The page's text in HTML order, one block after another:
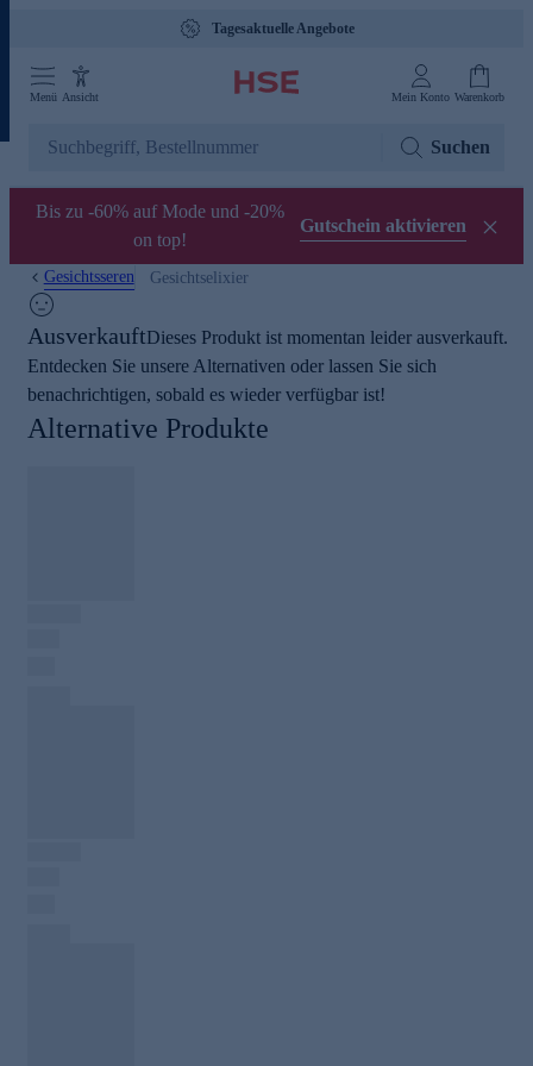
Tagesaktuelle Angebote
Menü Ansicht Mein Konto Warenkorb
Suchen
Bis zu -60% auf Mode und -20%
on top!
Gutschein aktivieren
Gesichtsseren Gesichtselixier
AusverkauftDieses Produkt ist momentan leider ausverkauft.
Entdecken Sie unsere Alternativen oder lassen Sie sich
benachrichtigen, sobald es wieder verfügbar ist!
Alternative Produkte